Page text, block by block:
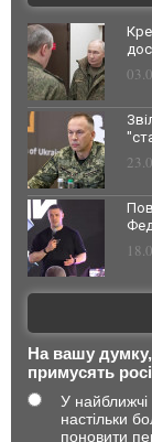
На вашу думку,
примусять
У найближчі
настільки
поновити